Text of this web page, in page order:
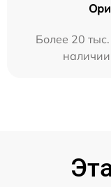
Более 20